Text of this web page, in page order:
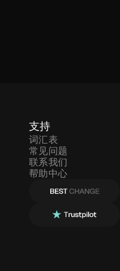
支持
词汇表
常见问题
联系我们
帮助中心